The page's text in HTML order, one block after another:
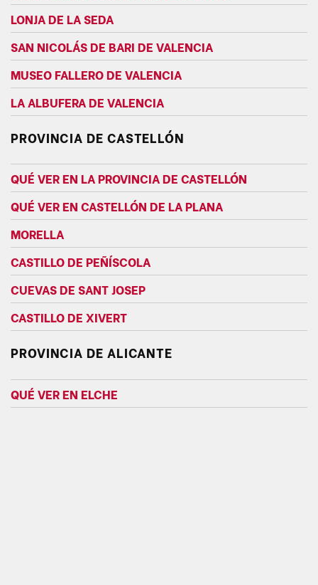
LONJA DE LA SEDA
SAN NICOLÁS DE BARI DE VALENCIA
MUSEO FALLERO DE VALENCIA
LA ALBUFERA DE VALENCIA
PROVINCIA DE CASTELLÓN
QUÉ VER EN LA PROVINCIA DE CASTELLÓN
QUÉ VER EN CASTELLÓN DE LA PLANA
MORELLA
CASTILLO DE PEÑÍSCOLA
CUEVAS DE SANT JOSEP
CASTILLO DE XIVERT
PROVINCIA DE ALICANTE
QUÉ VER EN ELCHE